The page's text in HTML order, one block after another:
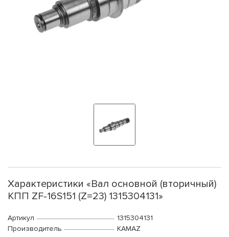
Характеристики «Вал основной (вторичный)
КПП ZF-16S151 (Z=23) 1315304131»
Артикул
1315304131
Производитель
KAMAZ